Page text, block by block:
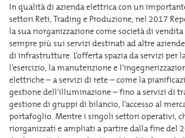
In qualità di azienda elettrica con un
settori Reti, Trading e Produzione, nel 2017
la sua riorganizzazione come società di
sempre più sui servizi destinati ad altre
di infrastrutture. L’offerta spazia da servizi per
l’esercizio, la manutenzione e
elettriche – a servizi di rete – come la
gestione dell’illuminazione – fino a servizi di
gestione di gruppi di bilancio, l’accesso al
portafoglio. Mentre i singoli settori operativi,
riorganizzati e ampliati a partire dalla fine del